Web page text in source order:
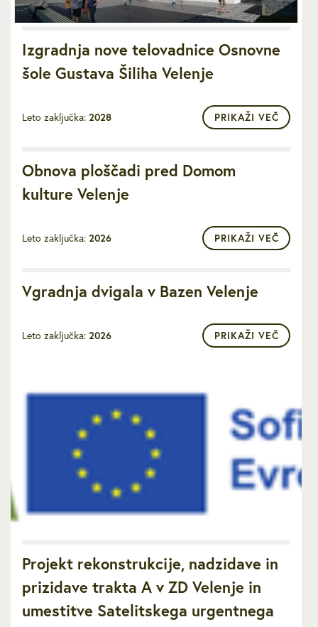
Izgradnja nove telovadnice Osnovne
šole Gustava Šiliha Velenje
Leto zaključka: 2028 PRIKAŽI VEČ
Obnova ploščadi pred Domom
kulture Velenje
Leto zaključka: 2026 PRIKAŽI VEČ
Vgradnja dvigala v Bazen Velenje
Leto zaključka: 2026 PRIKAŽI VEČ
Projekt rekonstrukcije, nadzidave in
prizidave trakta A v ZD Velenje in
umestitve Satelitskega urgentnega